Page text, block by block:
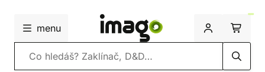
menu
Vyhledávání